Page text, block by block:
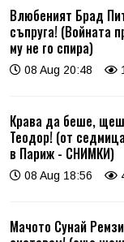
Влюбеният Брад
съпруга! (Войната
му не го спира)
08 Aug 20:48
Крава да беше,
Теодор! (от
в Париж - СНИМКИ)
08 Aug 18:56
Мачото Сунай